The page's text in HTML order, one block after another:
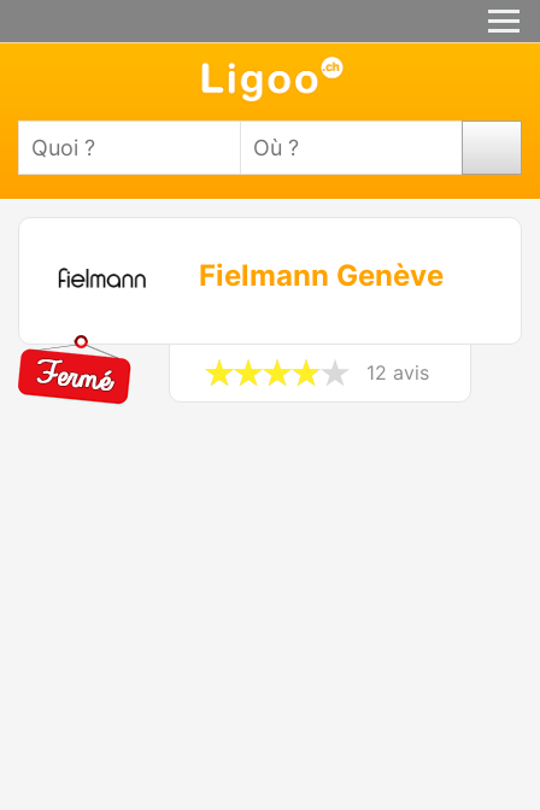
Fielmann Genève
12 avis